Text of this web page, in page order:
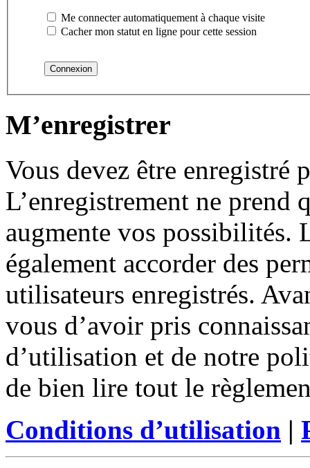
Me connecter automatiquement à chaque visite
Cacher mon statut en ligne pour cette session
M’enregistrer
Vous devez être enregistré
L’enregistrement ne prend
augmente vos possibilités.
également accorder des
utilisateurs enregistrés.
vous d’avoir pris
d’utilisation et de notre
de bien lire tout le
Conditions d’utilisation |